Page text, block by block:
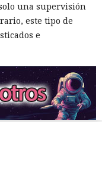
una supervisión
este tipo de
e